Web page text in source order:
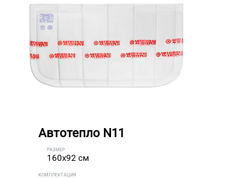
Автотепло N11
РАЗМЕР
160x92 см
КОМПЛЕКТАЦИЯ